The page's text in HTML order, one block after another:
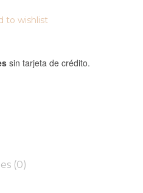
to wishlist
sin tarjeta de crédito.
(0)